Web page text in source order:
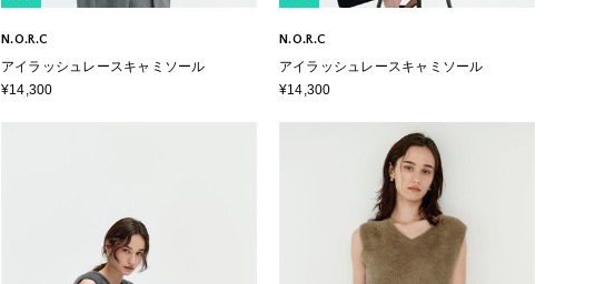
N.O.R.C
アイラッシュレースキャミソール
¥14,300
N.O.R.C
アイラッシュレースキャミソール
¥14,300